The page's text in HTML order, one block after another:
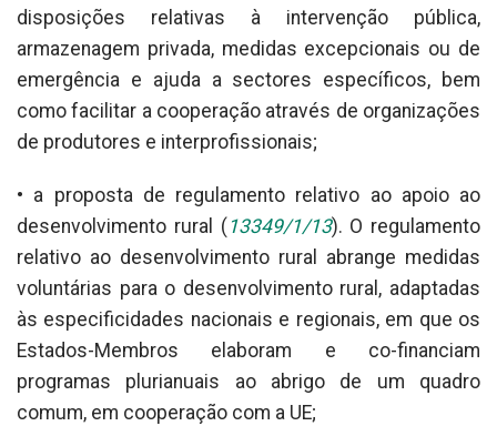
disposições relativas à intervenção pública,
armazenagem privada, medidas excepcionais ou de
emergência e ajuda a sectores específicos, bem
como facilitar a cooperação através de organizações
de produtores e interprofissionais;
• a proposta de regulamento relativo ao apoio ao
desenvolvimento rural ( 13349/1/13). O regulamento
relativo ao desenvolvimento rural abrange medidas
voluntárias para o desenvolvimento rural, adaptadas
às especificidades nacionais e regionais, em que os
Estados-Membros elaboram e co-financiam
programas plurianuais ao abrigo de um quadro
comum, em cooperação com a UE;